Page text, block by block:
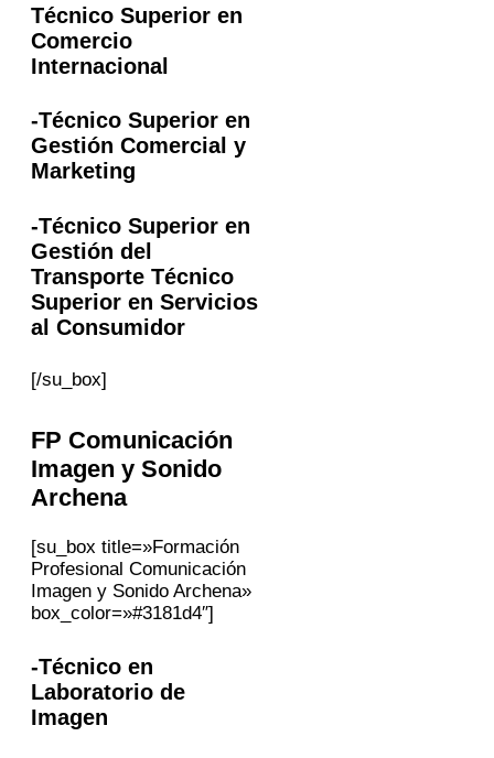
Técnico Superior en
Comercio
Internacional
-Técnico Superior en
Gestión Comercial y
Marketing
-Técnico Superior en
Gestión del
Transporte Técnico
Superior en Servicios
al Consumidor
[/su_box]
FP Comunicación
Imagen y Sonido
Archena
[su_box title=»Formación
Profesional Comunicación
Imagen y Sonido Archena»
box_color=»#3181d4″]
-Técnico en
Laboratorio de
Imagen